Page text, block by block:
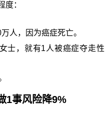
度：
人，因为癌症死亡。
士，就有1人被癌症夺走性
1事风险降9%